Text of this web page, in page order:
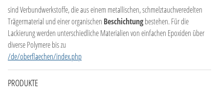
sind Verbundwerkstoffe, die aus einem metallischen, schmelztauchveredelten
Trägermaterial und einer organischen Beschichtungbestehen. Für die
Lackierung werden unterschiedliche Materialien von einfachen Epoxiden über
diverse Polymere bis zu
/de/oberflaechen/index.php
PRODUKTE